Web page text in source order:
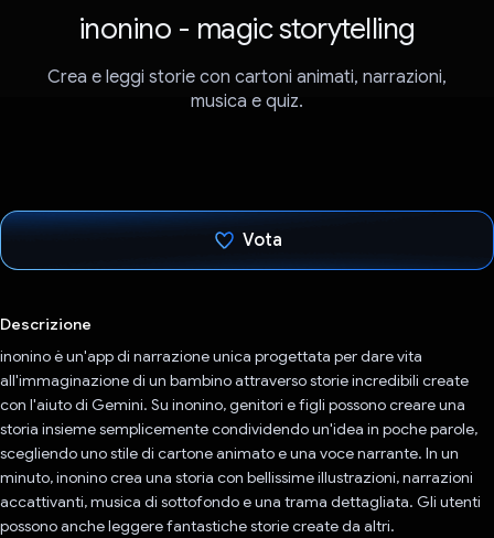
inonino - magic storytelling
Crea e leggi storie con cartoni animati, narrazioni,
musica e quiz.
Vota
Descrizione
inonino è un'app di narrazione unica progettata per dare vita
all'immaginazione di un bambino attraverso storie incredibili create
con l'aiuto di Gemini. Su inonino, genitori e figli possono creare una
storia insieme semplicemente condividendo un'idea in poche parole,
scegliendo uno stile di cartone animato e una voce narrante. In un
minuto, inonino crea una storia con bellissime illustrazioni, narrazioni
accattivanti, musica di sottofondo e una trama dettagliata. Gli utenti
possono anche leggere fantastiche storie create da altri.